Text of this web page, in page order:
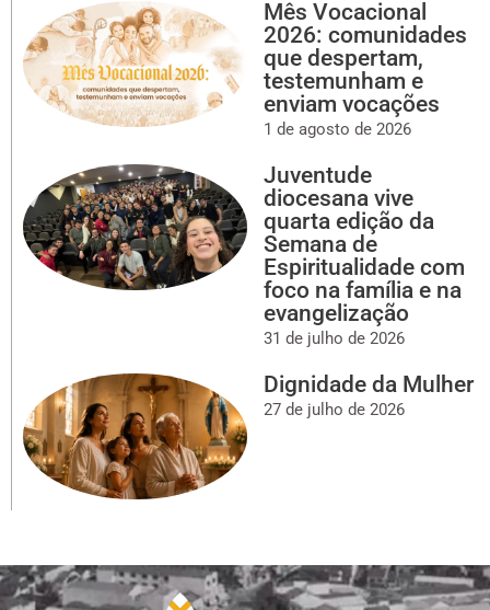
Mês Vocacional
2026: comunidades
que despertam,
testemunham e
enviam vocações
1 de agosto de 2026
Juventude
diocesana vive
quarta edição da
Semana de
Espiritualidade com
foco na família e na
evangelização
31 de julho de 2026
Dignidade da Mulher
27 de julho de 2026